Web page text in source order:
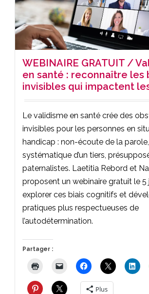
WEBINAIRE GRATUIT /
en santé : reconnaître les
invisibles qui impactent
Le validisme en santé crée des
invisibles pour les personnes en
handicap : non-écoute de la
systématique d’un tiers,
paternalistes. Laetitia Rebord et
proposent un webinaire gratuit le 5
explorer ces biais cognitifs et
pratiques plus respectueuses de
l’autodétermination.
Partager :
Plus